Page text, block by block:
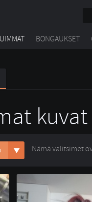
BONGAUKSET
kuvat
Nämä valitsimet